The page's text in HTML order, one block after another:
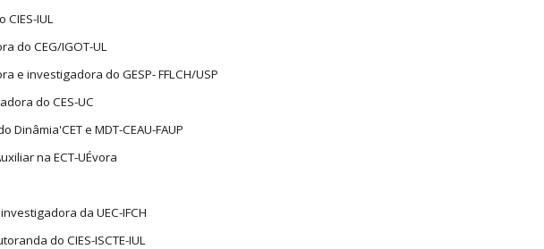
IUL
do CEG/IGOT-UL
e investigadora do GESP- FFLCH/USP
do CES-UC
e MDT-CEAU-FAUP
na ECT-UÉvora
da UEC-IFCH
do CIES-ISCTE-IUL